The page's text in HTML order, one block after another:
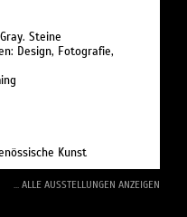
Steine
Design, Fotografie,
Kunst
... ALLE AUSSTELLUNGEN ANZEIGEN